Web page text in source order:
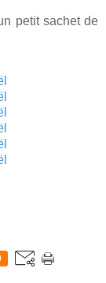
petit sachet de